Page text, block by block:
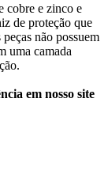
cobre e zinco e
de proteção que
não possuem
uma camada
em nosso site